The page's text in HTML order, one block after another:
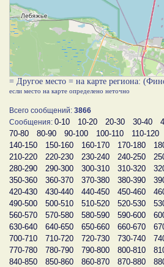
= Другое место = на карте региона:
если место на карте определено неточно
Всего сообщений: 3866
Сообщения: 0-10 10-20 20-30 30-40
70-80
80-90 90-100 100-110 110-120
140-150
150-160 160-170 170-180
210-220
220-230 230-240 240-250
280-290
290-300 300-310 310-320
350-360
360-370 370-380 380-390
420-430
430-440 440-450 450-460
490-500
500-510 510-520 520-530
560-570
570-580 580-590 590-600
630-640
640-650 650-660 660-670
700-710
710-720 720-730 730-740
770-780
780-790 790-800 800-810
840-850
850-860 860-870 870-880